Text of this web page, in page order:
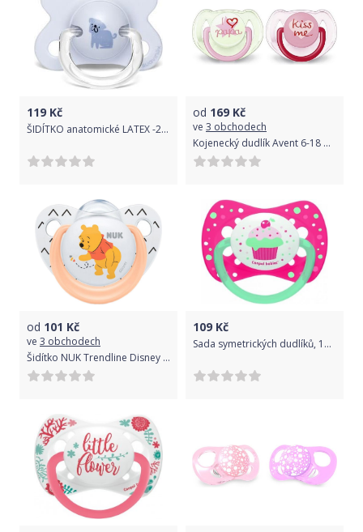
119 Kč
ŠIDÍTKO anatomické LATEX -2-4m Suavinex Fusion MODRÝ PES
od 169 Kč
ve 3 obchodech
Kojenecký dudlík Avent 6-18 měsíců - 2ks růžový Růžová
od 101 Kč
ve 3 obchodech
Šidítko NUK Trendline Disney Medvídek Pú 6-18m meruňkové BOX 6-18 m
109 Kč
Sada symetrických dudlíků, 18 m+, Canpol Babies - Little flower, Cupcake